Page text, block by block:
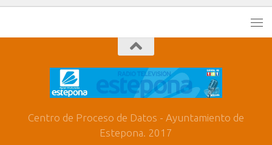
Centro de Proceso de Datos - Ayuntamiento de
Estepona. 2017